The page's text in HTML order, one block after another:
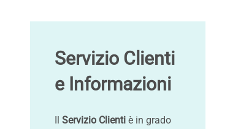
Servizio Clienti
e Informazioni
Il Servizio Clienti è in grado